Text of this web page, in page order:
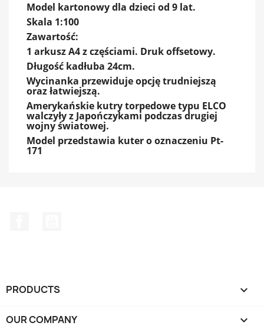
Model kartonowy dla dzieci od 9 lat.
Skala 1:100
Zawartość:
1 arkusz A4 z częściami. Druk offsetowy.
Długość kadłuba 24cm.
Wycinanka przewiduje opcję trudniejszą
oraz łatwiejszą.
Amerykańskie kutry torpedowe typu ELCO
walczyły z Japończykami podczas drugiej
wojny światowej.
Model przedstawia kuter o oznaczeniu Pt-
171
PRODUCTS 
OUR COMPANY 